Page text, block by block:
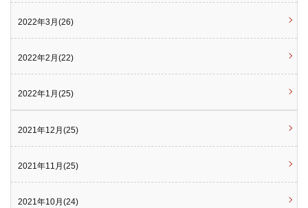
2022年3月(26)
2022年2月(22)
2022年1月(25)
2021年12月(25)
2021年11月(25)
2021年10月(24)